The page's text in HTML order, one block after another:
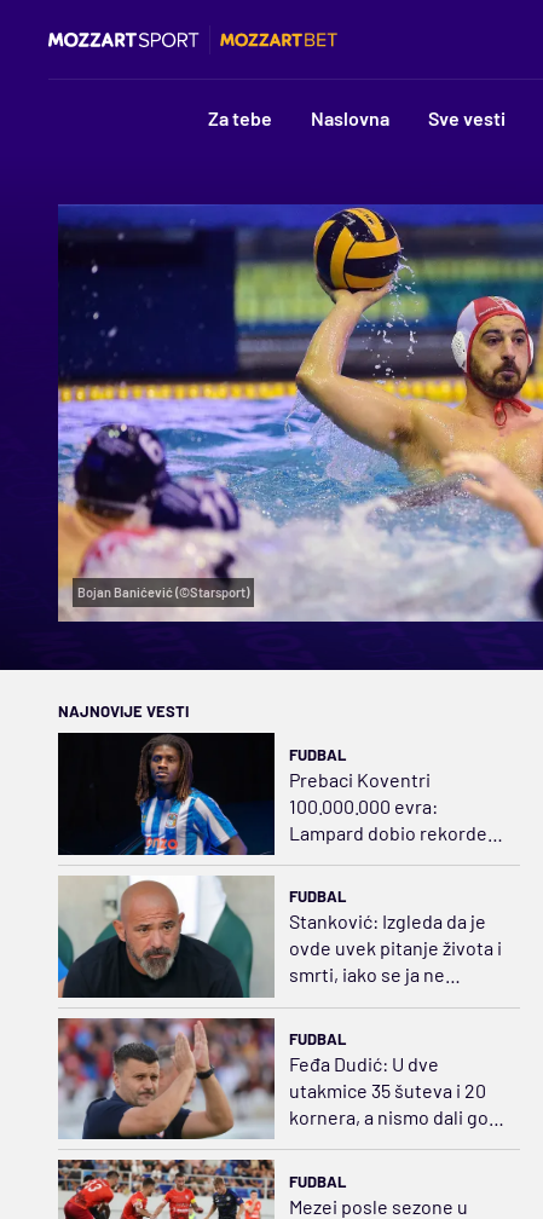
Za tebe Naslovna Sve vesti
Bojan Banićević (©Starsport)
NAJNOVIJE VESTI
FUDBAL
Prebaci Koventri
100.000.000 evra:
Lampard dobio rekordera
FUDBAL
Stanković: Izgleda da je
ovde uvek pitanje života i
smrti, iako se ja ne
FUDBAL
Feđa Dudić: U dve
utakmice 35 šuteva i 20
kornera, a nismo dali gol!
Očekujem da ga damo iz
FUDBAL
Mezei posle sezone u